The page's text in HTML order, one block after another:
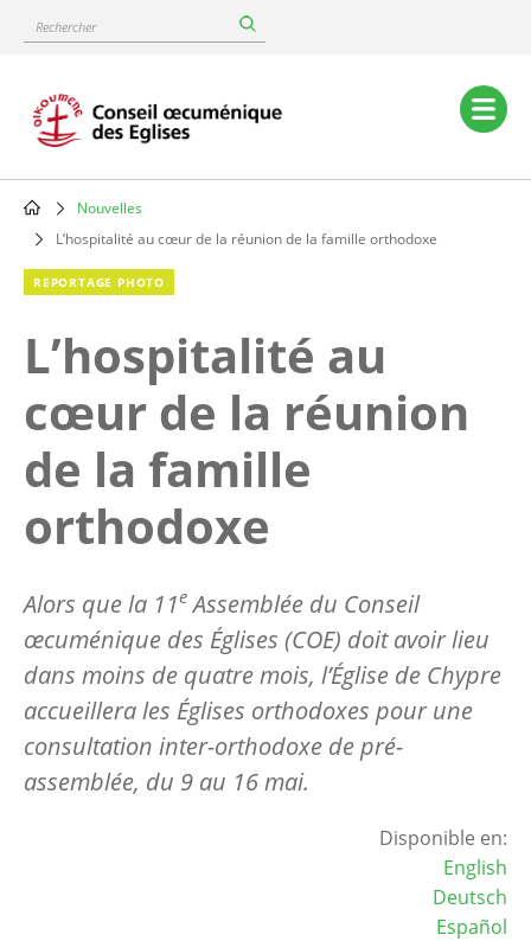
content
Rechercher
Main
navigation
Breadcrumb
Nouvelles
L’hospitalité au cœur de la réunion de la famille orthodoxe
REPORTAGE PHOTO
L’hospitalité au
cœur de la réunion
de la famille
orthodoxe
Alors que la 11e Assemblée du Conseil
œcuménique des Églises (COE) doit avoir lieu
dans moins de quatre mois, l’Église de Chypre
accueillera les Églises orthodoxes pour une
consultation inter-orthodoxe de pré-
assemblée, du 9 au 16 mai.
Disponible en:
English
Deutsch
Español